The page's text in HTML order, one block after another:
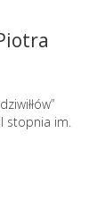
stopnia im.